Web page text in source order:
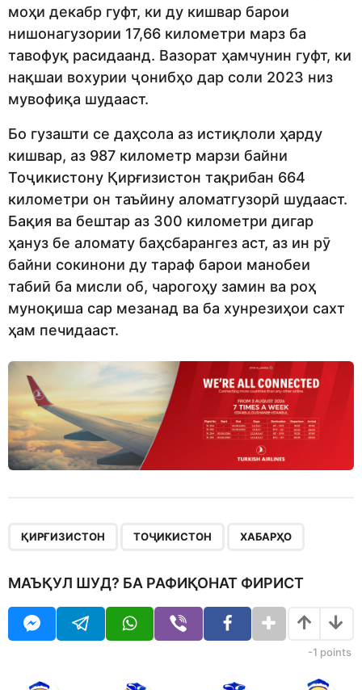
моҳи декабр гуфт, ки ду кишвар барои
нишонагузории 17,66 километри марз ба
тавофуқ расидаанд. Вазорат ҳамчунин гуфт, ки
нақшаи вохурии ҷонибҳо дар соли 2023 низ
мувофиқа шудааст.
Бо гузашти се даҳсола аз истиқлоли ҳарду
кишвар, аз 987 километр марзи байни
Тоҷикистону Қирғизистон тақрибан 664
километри он таъйину аломатгузорӣ шудааст.
Бақия ва бештар аз 300 километри дигар
ҳануз бе аломату баҳсбарангез аст, аз ин рӯ
байни сокинони ду тараф барои манобеи
табиӣ ба мисли об, чарогоҳу замин ва роҳ
муноқиша сар мезанад ва ба хунрезиҳои сахт
ҳам печидааст.
ҚИРҒИЗИСТОН ТОҶИКИСТОН ХАБАРҲО
МАЪҚУЛ ШУД? БА РАФИҚОНАТ ФИРИСТ
-1 points